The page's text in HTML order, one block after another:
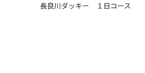
長良川ダッキー １日コース